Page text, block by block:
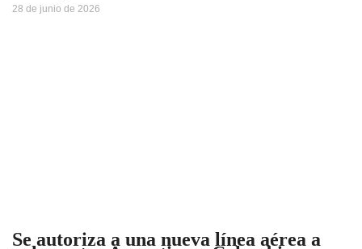
28 de junio de 2026
Se autoriza a una nueva línea aérea a